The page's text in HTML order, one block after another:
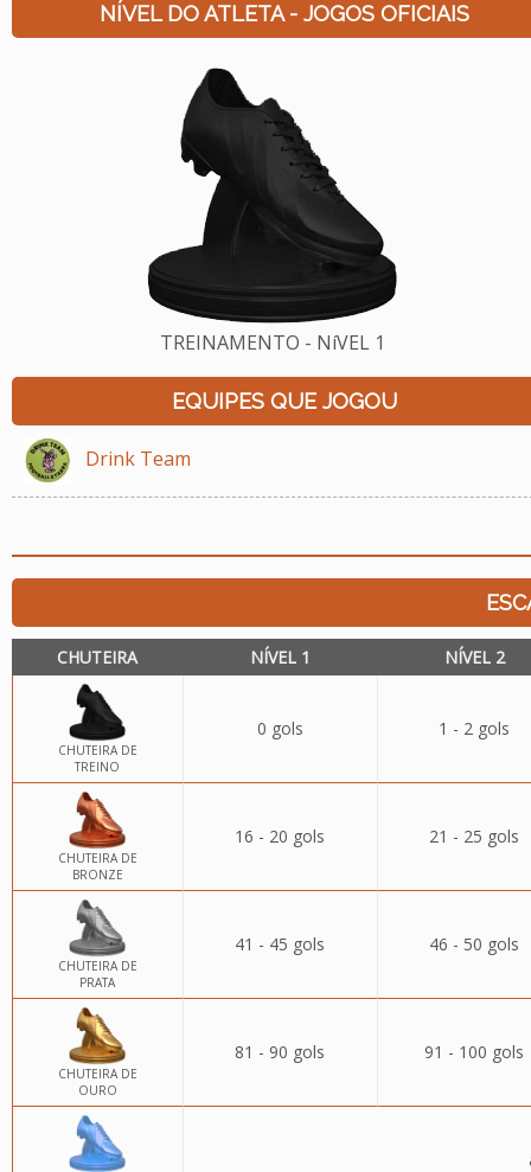
NÍVEL DO ATLETA - JOGOS OFICIAIS
TREINAMENTO - NíVEL 1
EQUIPES QUE JOGOU
Drink Team
CHUTEIRA NÍVEL 1 NÍVEL 2
CHUTEIRA DE
TREINO
0 gols 1 - 2 gols
CHUTEIRA DE
BRONZE
16 - 20 gols 21 - 25 gols
CHUTEIRA DE
PRATA
41 - 45 gols 46 - 50 gols
CHUTEIRA DE
OURO
81 - 90 gols 91 - 100 gols